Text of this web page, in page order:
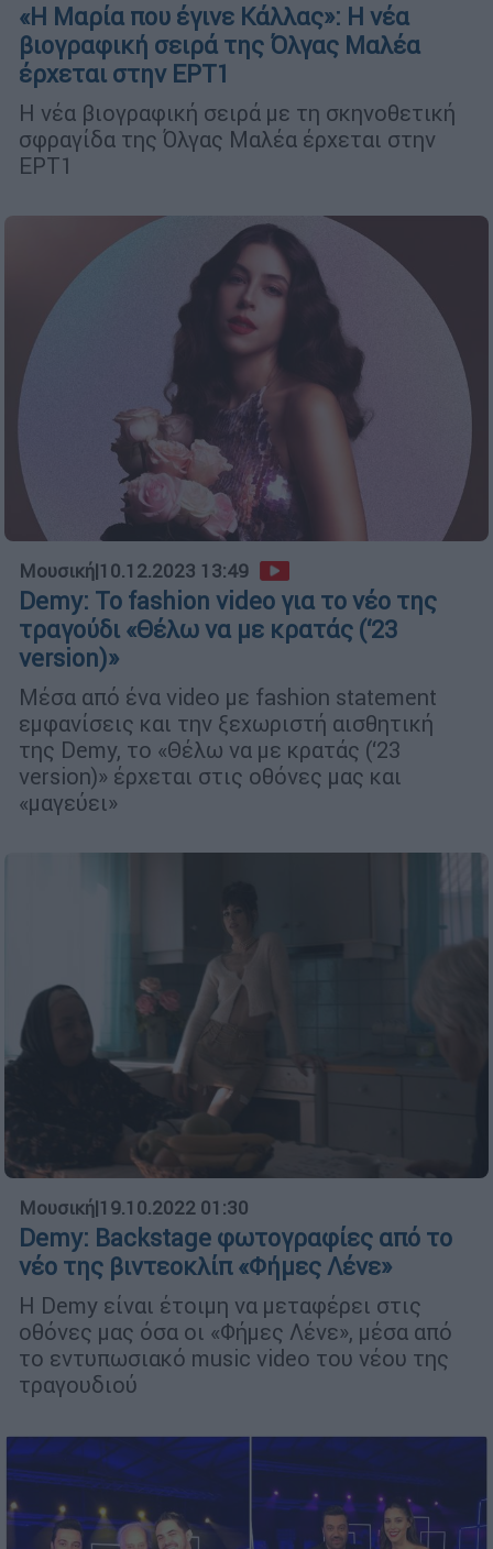
«Η Μαρία που έγινε Κάλλας»: Η νέα
βιογραφική σειρά της Όλγας Μαλέα
έρχεται στην ΕΡΤ1
Η νέα βιογραφική σειρά με τη σκηνοθετική
σφραγίδα της Όλγας Μαλέα έρχεται στην
ΕΡΤ1
Μουσική|10.12.2023 13:49
Demy: Το fashion video για το νέο της
τραγούδι «Θέλω να με κρατάς (‘23
version)»
Μέσα από ένα video με fashion statement
εμφανίσεις και την ξεχωριστή αισθητική
της Demy, το «Θέλω να με κρατάς (‘23
version)» έρχεται στις οθόνες μας και
«μαγεύει»
Μουσική|19.10.2022 01:30
Demy: Backstage φωτογραφίες από το
νέο της βιντεοκλίπ «Φήμες Λένε»
H Demy είναι έτοιμη να μεταφέρει στις
οθόνες μας όσα οι «Φήμες Λένε», μέσα από
το εντυπωσιακό music video του νέου της
τραγουδιού